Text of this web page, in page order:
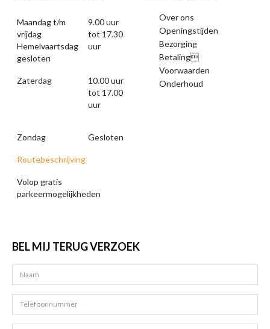
Maandag t/m
vrijdag
Hemelvaartsdag
gesloten
9.00 uur
tot 17.30
uur
Zaterdag
10.00 uur
tot 17.00
uur
Zondag Gesloten
Routebeschrijving
Volop gratis
parkeermogelijkheden
Over ons
Openingstijden
Bezorging
Betaling
Voorwaarden
Onderhoud
BEL MIJ TERUG VERZOEK